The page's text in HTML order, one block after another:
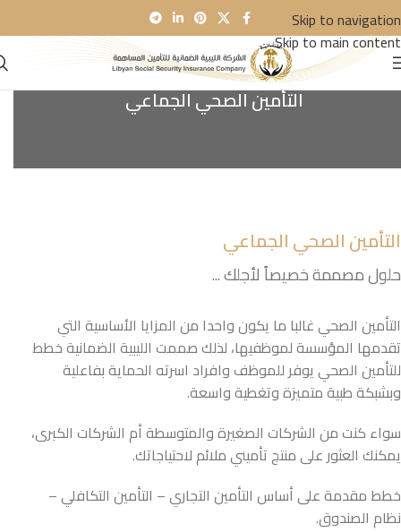
Skip to navigation
Skip to main content
التأمين الصحي الجماعي
التأمين الصحي الجماعي
حلول مصممة خصيصاً لأجلك ...
التأمين الصحي غالبا ما يكون واحدا من المزايا الأساسية التي
تقدمها المؤسسة لموظفيها، لذلك صممت الليبية الضمانية خطط
للتأمين الصحي يوفر للموظف وافراد اسرته الحماية بفاعلية
وبشبكة طبية متميزة وتغطية واسعة.
سواء كنت من الشركات الصغيرة والمتوسطة أم الشركات الكبرى،
يمكنك العثور على منتج تأميني ملائم لاحتياجاتك.
خطط مقدمة على أساس التأمين التجاري – التأمين التكافلي –
نظام الصندوق.